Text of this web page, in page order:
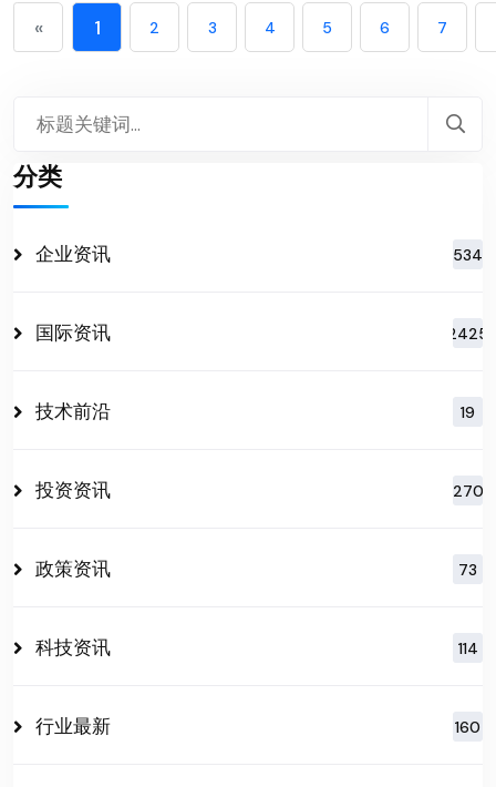
« 1 2 3 4 5 6 7
分类
企业资讯 534
国际资讯 2425
技术前沿 19
投资资讯 270
政策资讯 73
科技资讯 114
行业最新 160